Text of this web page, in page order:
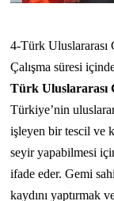
4-Türk
Çalışma süresi
Türk Uluslararası
Türkiye’nin
işleyen bir tescil ve
seyir yapabilmesi
ifade eder. Gemi
kaydını yaptırmak